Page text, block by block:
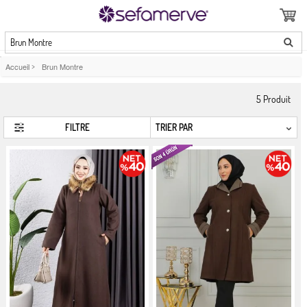
Brun Montre
Accueil > Brun Montre
5 Produit
FILTRE